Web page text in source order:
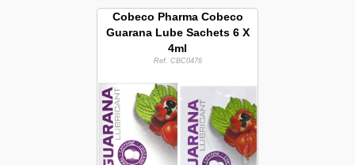
Cobeco Pharma Cobeco
Guarana Lube Sachets 6 X
4ml
Ref. CBC0476